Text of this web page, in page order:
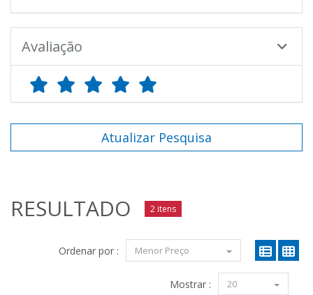
Avaliação
Atualizar Pesquisa
RESULTADO 2 itens
Ordenar por : Menor Preço
Mostrar : 20